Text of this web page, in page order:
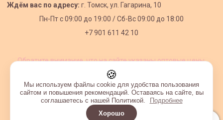
Ждём вас по адресу: г. Томск, ул. Гагарина, 10
Пн-Пт с09:00 до 19:00 /Сб-Вс 09:00 до 18:00
+7 901 611 42 10
Обратите внимание, что на сайте указаны оптовые цены,
🍪
Мы используем файлы cookie для удобства пользования
сайтом и повышения рекомендаций. Оставаясь на сайте, вы
соглашаетесь с нашей Политикой.
Подробнее
Хорошо